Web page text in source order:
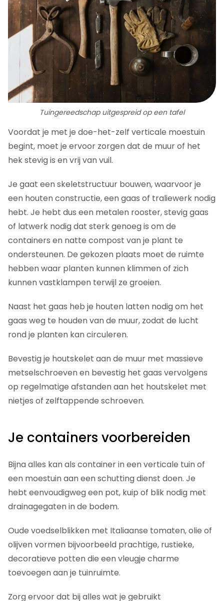
Tuingereedschap uitgespreid op een tafel
Voordat je met je doe-het-zelf verticale moestuin
begint, moet je ervoor zorgen dat de muur of het
hek stevig is en vrij van vuil.
Je gaat een skeletstructuur bouwen, waarvoor je
een houten constructie, een gaas of traliewerk nodig
hebt. Je hebt dus een metalen rooster, stevig gaas
of latwerk nodig dat sterk genoeg is om de
containers en natte compost van je plant te
ondersteunen. De gekozen plaats moet de ruimte
hebben waar planten kunnen klimmen of zich
kunnen vastklampen terwijl ze groeien.
Naast het gaas heb je houten latten nodig om het
gaas weg te houden van de muur, zodat de lucht
rond je planten kan circuleren.
Bevestig je houtskelet aan de muur met massieve
metselschroeven en bevestig het gaas vervolgens
op regelmatige afstanden aan het houtskelet met
nietjes of zelftappende schroeven.
Je containers voorbereiden
Bijna alles kan als container in een verticale tuin of
een moestuin aan een schutting dienst doen. Je
hebt eenvoudigweg een pot, kuip of blik nodig met
drainagegaten in de bodem.
Oude voedselblikken met Italiaanse tomaten, olie of
olijven vormen bijvoorbeeld prachtige, rustieke,
decoratieve potten die een vleugje charme
toevoegen aan je tuinruimte.
Zorg ervoor dat bij alles wat je gebruikt